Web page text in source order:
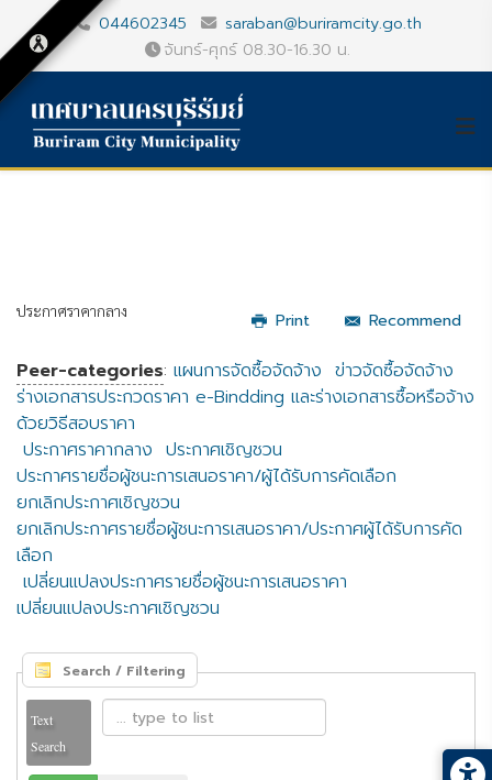
044602345
saraban@buriramcity.go.th
จันทร์-ศุกร์ 08.30-16.30 น.
Print Recommend
ประกาศราคากลาง
Peer-categories: แผนการจัดซื้อจัดจ้าง ข่าวจัดซื้อจัดจ้าง
ร่างเอกสารประกวดราคา e-Bindding และร่างเอกสารซื้อหรือจ้าง
ด้วยวิธีสอบราคา
ประกาศราคากลาง ประกาศเชิญชวน
ประกาศรายชื่อผู้ชนะการเสนอราคา/ผู้ได้รับการคัดเลือก
ยกเลิกประกาศเชิญชวน
ยกเลิกประกาศรายชื่อผู้ชนะการเสนอราคา/ประกาศผู้ได้รับการคัด
เลือก
เปลี่ยนแปลงประกาศรายชื่อผู้ชนะการเสนอราคา
เปลี่ยนแปลงประกาศเชิญชวน
Search / Filtering
Text
Search